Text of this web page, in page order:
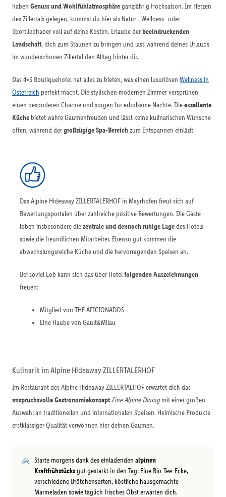
haben Genuss und Wohlfühlatmosphäreganzjährig Hochsaison. Im Herzen
des Zillertals gelegen, kommst du hier als Natur-, Wellness- oder
Sportliebhaber voll auf deine Kosten. Erlaube derbeeindruckenden
Landschaft, dich zum Staunen zu bringen und lass während deines Urlaubs
im wunderschönen Zillertal den Alltag hinter dir.
Das 4⭑S Boutiquehotel hat alles zu bieten, was einen luxuriösen Wellness in
Österreich perfekt macht. Die stylischen modernen Zimmer versprühen
einen besonderen Charme und sorgen für erholsame Nächte. Dieexzellente
Küche bietet wahre Gaumenfreuden und lässt keine kulinarischen Wünsche
offen, während dergroßzügige Spa-Bereichzum Entspannen einlädt.
Das Alpine Hideaway ZILLERTALERHOF in Mayrhofen freut sich auf
Bewertungsportalen über zahlreiche positive Bewertungen. Die Gäste
loben insbesondere diezentrale und dennoch ruhige Lagedes Hotels
sowie die freundlichen Mitarbeiter. Ebenso gut kommen die
abwechslungsreiche Küche und die hervorragenden Speisen an.
Bei soviel Lob kann sich das über Hotelfolgenden Auszeichnungen
freuen:
Mitglied von THE AFICIONADOS
Eine Haube von Gault&Milau
Kulinarik im Alpine Hideaway ZILLERTALERHOF
Im Restaurant des Alpine Hideaway ZILLERTALHOF erwartet dich das
anspruchsvolle Gastronomiekonzept Fine Alpine Diningmit einer großen
Auswahl an traditionellen und internationalen Speisen. Heimische Produkte
erstklassiger Qualität verwöhnen hier deinen Gaumen.
Starte morgens dank des einladenden alpinen
Kraftfrühstücksgut gestärkt in den Tag: Eine Bio-Tee-Ecke,
verschiedene Brötchensorten, köstliche hausgemachte
Marmeladen sowie täglich frisches Obst erwarten dich.